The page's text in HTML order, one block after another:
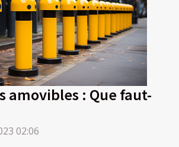
amovibles : Que faut-
02:06